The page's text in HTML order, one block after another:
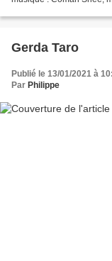
Gerda Taro
Publié le 13/01/2021 à
Par Philippe